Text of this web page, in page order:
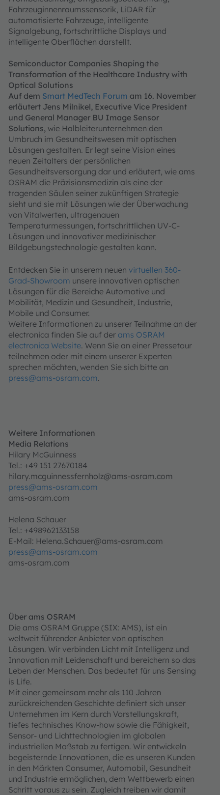
Fahrzeuginnenraumssensorik, LiDAR für
automatisierte Fahrzeuge, intelligente
Signalgebung, fortschrittliche Displays und
intelligente Oberflächen darstellt.
Semiconductor Companies Shaping the
Transformation of the Healthcare Industry with
Optical Solutions
Auf dem Smart MedTech Forum am 16. November
erläutert Jens Milnikel, Executive Vice President
und General Manager BU Image Sensor
Solutions, wie Halbleiterunternehmen den
Umbruch im Gesundheitswesen mit optischen
Lösungen gestalten. Er legt seine Vision eines
neuen Zeitalters der persönlichen
Gesundheitsversorgung dar und erläutert, wie ams
OSRAM die Präzisionsmedizin als eine der
tragenden Säulen seiner zukünftigen Strategie
sieht und sie mit Lösungen wie der Überwachung
von Vitalwerten, ultragenauen
Temperaturmessungen, fortschrittlichen UV-C-
Lösungen und innovativer medizinischer
Bildgebungstechnologie gestalten kann.
Entdecken Sie in unserem neuen virtuellen 360-
Grad-Showroom unsere innovativen optischen
Lösungen für die Bereiche Automotive und
Mobilität, Medizin und Gesundheit, Industrie,
Mobile und Consumer.
Weitere Informationen zu unserer Teilnahme an der
electronica finden Sie auf der ams OSRAM
electronica Website. Wenn Sie an einer Pressetour
teilnehmen oder mit einem unserer Experten
sprechen möchten, wenden Sie sich bitte an
press@ams-osram.com.
Weitere Informationen
Media Relations
Hilary McGuinness
Tel.: +49 151 27670184
hilary.mcguinnessfernholz@ams-osram.com
press@ams-osram.com
ams-osram.com
Helena Schauer
Tel.: +498962133158
E-Mail: Helena.Schauer@ams-osram.com
press@ams-osram.com
ams-osram.com
Über ams OSRAM
Die ams OSRAM Gruppe (SIX: AMS), ist ein
weltweit führender Anbieter von optischen
Lösungen. Wir verbinden Licht mit Intelligenz und
Innovation mit Leidenschaft und bereichern so das
Leben der Menschen. Das bedeutet für uns Sensing
is Life.
Mit einer gemeinsam mehr als 110 Jahren
zurückreichenden Geschichte definiert sich unser
Unternehmen im Kern durch Vorstellungskraft,
tiefes technisches Know-how sowie die Fähigkeit,
Sensor- und Lichttechnologien im globalen
industriellen Maßstab zu fertigen. Wir entwickeln
begeisternde Innovationen, die es unseren Kunden
in den Märkten Consumer, Automobil, Gesundheit
und Industrie ermöglichen, dem Wettbewerb einen
Schritt voraus zu sein. Zugleich treiben wir damit